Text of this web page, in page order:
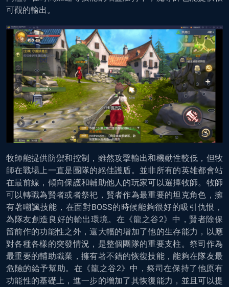
可觀的輸出。
牧師能提供防禦和控制，雖然攻擊輸出和機動性較低，但牧
師在戰場上一直是團隊的絕佳護盾。並非所有的英雄都會站
在最前線，傾向保護和輔助他人的玩家可以選擇牧師。牧師
可以轉職為賢者或者祭祀，賢者作為最重要的坦克角色，擁
有著嘲諷技能，在面對BOSS的時候能夠很好的吸引仇恨，
為隊友創造良好的輸出環境。在《龍之谷2》中，賢者除保
留前作的功能性之外，還大幅的增加了他的生存能力，以應
對各種各樣的突發情況，是整個團隊的重要支柱。祭司作為
最重要的輔助職業，擁有著不錯的恢復技能，能夠在隊友最
危險的給予幫助。在《龍之谷2》中，祭司在保持了他原有
功能性的基礎上，進一步的增加了其恢復能力，並且可以提